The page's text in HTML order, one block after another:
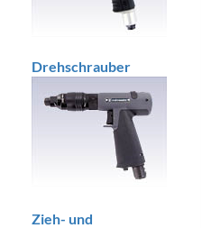
Drehschrauber
Zieh- und